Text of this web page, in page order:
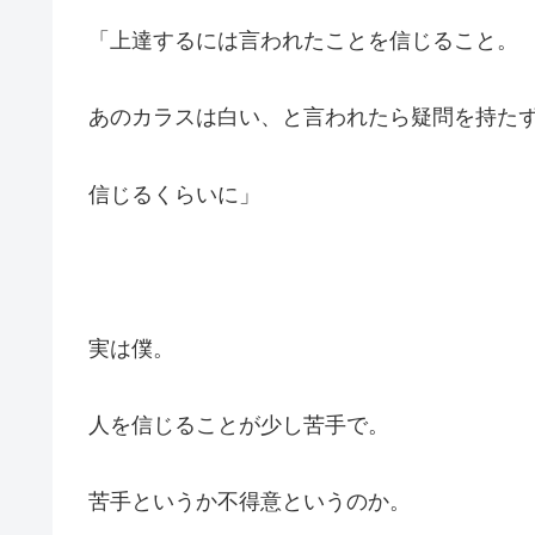
「上達するには言われたことを信じること。
あのカラスは白い、と言われたら疑問を持た
信じるくらいに」
実は僕。
人を信じることが少し苦手で。
苦手というか不得意というのか。